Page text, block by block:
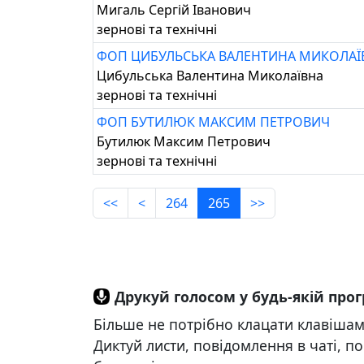
Мигаль Сергій Іванович
зернові та технічні
ФОП ЦИБУЛЬСЬКА ВАЛЕНТИНА
Цибульська Валентина Миколаївна
зернові та технічні
ФОП БУТИЛЮК МАКСИМ ПЕТРОВИЧ
Бутилюк Максим Петрович
зернові та технічні
<< < 264 265 >>
Друкуй голосом у будь-якій
Більше не потрібно клацати
Диктуй листи, повідомлення в чаті,